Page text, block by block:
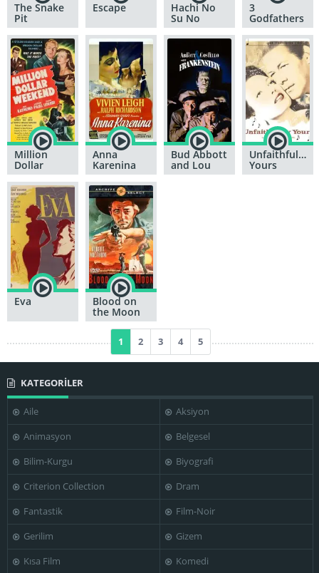
The Snake
Pit
Escape Hachi No
Su No
Kodomotachi
3
Godfathers
Million
Dollar
Weekend
Anna
Karenina
Bud Abbott
and Lou
Costello
Unfaithfully
Yours
Eva Blood on
the Moon
1 2 3 4 5
KATEGORİLER
Aile
Aksiyon
Animasyon
Belgesel
Bilim-Kurgu
Biyografi
Criterion Collection
Dram
Fantastik
Film-Noir
Gerilim
Gizem
Kısa Film
Komedi